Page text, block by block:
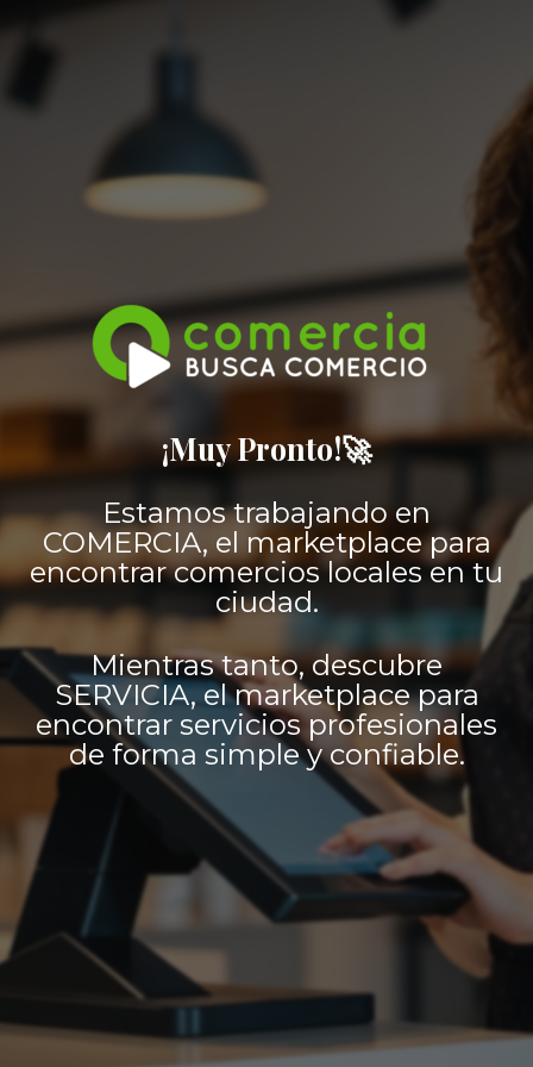
¡Muy Pronto!🚀
Estamos trabajando en
COMERCIA, el marketplace para
encontrar comercios locales en tu
ciudad.
Mientras tanto, descubre
SERVICIA, el marketplace para
encontrar servicios profesionales
de forma simple y confiable.